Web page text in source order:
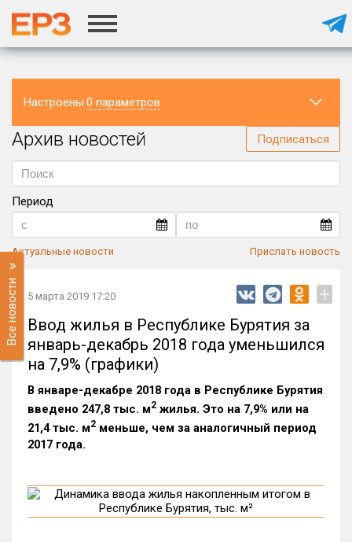
Настроены 0 параметров
Регион
Архив новостей Подписаться
Период
Актуальные новости Прислать новость
Все новости 5 марта 2019 17:20 +
Ввод жилья в Республике Бурятия за
январь-декабрь 2018 года уменьшился
на 7,9% (графики)
В январе-декабре 2018 года в Республике Бурятия
введено 247,8 тыс. м2 жилья. Это на 7,9% или на
21,4 тыс. м2 меньше, чем за аналогичный период
2017 года.